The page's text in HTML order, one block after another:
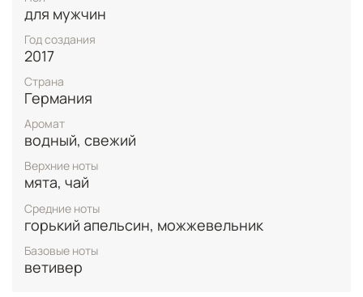
Вся эта мощь свежести заключена в элегантный
гладкий хромированный флакон – идеальный
спутник для мужчины, который всегда в движении.
Hugo Iced – это аромат для тех, кто не боится
вызовов, кого манит дух приключений и кто готов к
настоящему взрыву чувств. Максимальная
и ночью.
для мужчин
Год создания
2017
Страна
Германия
Аромат
водный, свежий
Верхние ноты
мята, чай
Средние ноты
горький апельсин, можжевельник
Базовые ноты
ветивер